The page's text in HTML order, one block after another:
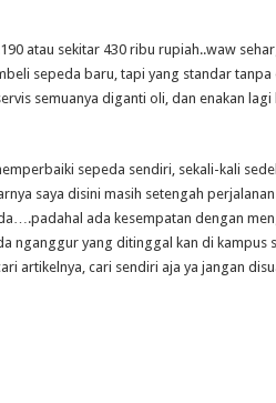
atau sekitar 430 ribu rupiah..waw
sepeda baru, tapi yang standar tanpa
semuanya diganti oli, dan enakan lagi
sepeda sendiri, sekali-kali
saya disini masih setengah
ada kesempatan dengan
nganggur yang ditinggal kan di kampus
artikelnya, cari sendiri aja ya jangan